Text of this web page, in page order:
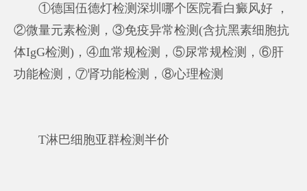
①德国伍德灯检测深圳哪个医院看白癜风好 ，
②微量元素检测，③免疫异常检测(含抗黑素细胞抗
体IgG检测)，④血常规检测，⑤尿常规检测，⑥肝
功能检测，⑦肾功能检测，⑧心理检测
T淋巴细胞亚群检测半价